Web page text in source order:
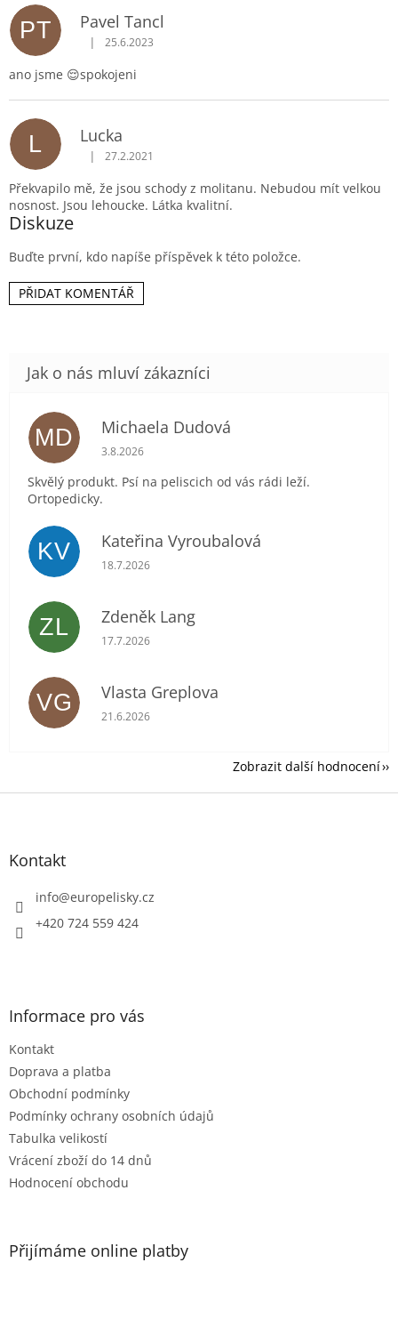
V
ý
p
s
h
d
n
o
c
e
n
í
PT Pavel Tancl
Hodnocení produktu je 5 z 5 hvězdiček.
| 25.6.2023
ano jsme 😌spokojeni
L Lucka
Hodnocení produktu je 5 z 5 hvězdiček.
| 27.2.2021
Překvapilo mě, že jsou schody z molitanu. Nebudou mít velkou
nosnost. Jsou lehoucke. Látka kvalitní.
Diskuze
Buďte první, kdo napíše příspěvek k této položce.
PŘIDAT KOMENTÁŘ
MD Michaela Dudová
Hodnocení obchodu je 5 z 5 hvězdiček.
3.8.2026
Skvělý produkt. Psí na peliscich od vás rádi leží.
Ortopedicky.
KV Kateřina Vyroubalová
Hodnocení obchodu je 5 z 5 hvězdiček.
18.7.2026
ZL Zdeněk Lang
Hodnocení obchodu je 5 z 5 hvězdiček.
17.7.2026
VG Vlasta Greplova
Hodnocení obchodu je 5 z 5 hvězdiček.
21.6.2026
Zobrazit další hodnocení
Z
Kontakt
info@europelisky.cz
+420 724 559 424
Informace pro vás
Kontakt
Doprava a platba
Obchodní podmínky
Podmínky ochrany osobních údajů
Tabulka velikostí
Vrácení zboží do 14 dnů
Hodnocení obchodu
Přijímáme online platby